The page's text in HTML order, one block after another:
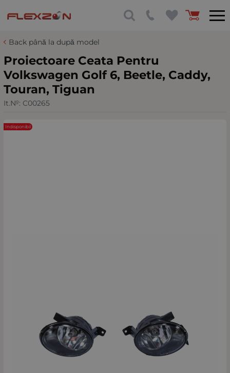
Back până la după model
Proiectoare Ceata Pentru
Volkswagen Golf 6, Beetle, Caddy,
Touran, Tiguan
It.№: C00265
Indisponibil